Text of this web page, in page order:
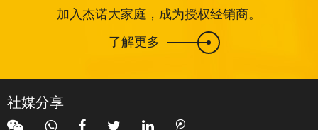
加入杰诺大家庭，成为授权经销商。
了解更多
社媒分享